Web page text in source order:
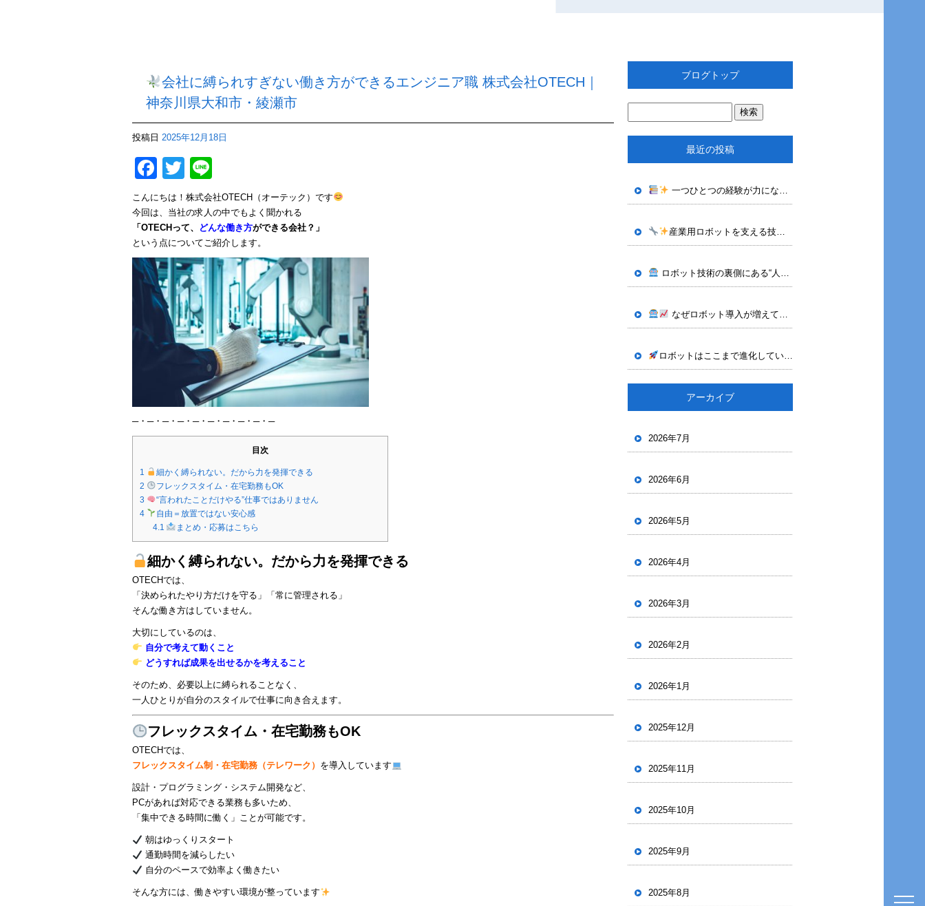
会社に縛られすぎない働き方ができるエンジニア職 株式会社OTECH｜
神奈川県大和市・綾瀬市
投稿日 2025年12月18日
Facebook
Twitter
こんにちは！株式会社OTECH（オーテック）です
今回は、当社の求人の中でもよく聞かれる
「OTECHって、
どんな働き方ができる会社？」
という点についてご紹介します。
─・─・─・─・─・─・─・─・─・─
目次
1
細かく縛られない。だから力を発揮できる
2
フレックスタイム・在宅勤務もOK
3
“言われたことだけやる”仕事ではありません
4
自由＝放置ではない安心感
4.1
まとめ・応募はこちら
細かく縛られない。だから力を発揮できる
OTECHでは、
「決められたやり方だけを守る」「常に管理される」
そんな働き方はしていません。
大切にしているのは、
自分で考えて動くこと
どうすれば成果を出せるかを考えること
そのため、必要以上に縛られることなく、
一人ひとりが自分のスタイルで仕事に向き合えます。
フレックスタイム・在宅勤務もOK
OTECHでは、
フレックスタイム制・在宅勤務（テレワーク） を導入しています
設計・プログラミング・システム開発など、
PCがあれば対応できる業務も多いため、
「集中できる時間に働く」ことが可能です。
朝はゆっくりスタート
通勤時間を減らしたい
自分のペースで効率よく働きたい
そんな方には、働きやすい環境が整っています
ブログトップ
最近の投稿
一つひとつの経験が力になる｜株式会社OTECHで身につくロボット技術
産業用ロボットを支える技術｜株式会社OTECHが行うティーチング作業
ロボット技術の裏側にある“人の力”｜株式会社OTECH
なぜロボット導入が増えているのか｜株式会社OTECHが支える産業用ロボット技術
ロボットはここまで進化している｜株式会社OTECHが手掛けるビジョン技術
アーカイブ
2026年7月
2026年6月
2026年5月
2026年4月
2026年3月
2026年2月
2026年1月
2025年12月
2025年11月
2025年10月
2025年9月
2025年8月